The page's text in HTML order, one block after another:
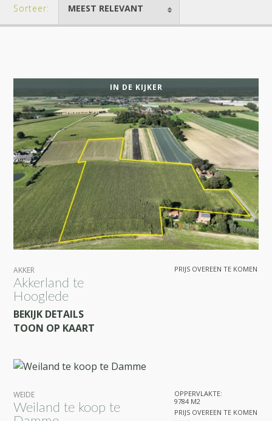
Sorteer: MEEST RELEVANT
IN DE KIJKER
AKKER
Akkerland te
Hooglede
BEKIJK DETAILS
TOON OP KAART
PRIJS OVEREEN TE KOMEN
WEIDE
Weiland te koop te
OPPERVLAKTE:
9784 M2
PRIJS OVEREEN TE KOMEN